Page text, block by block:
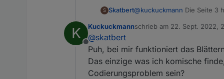
S Skatbert@kuckuckmann Die Seite 3
Achso, das kommt im Video
Hier mein ganzens Script:
20220922 Skatbert-Aktuell.txt
K
Offline
Kuckuckmannschrieb am 22. Sept. 2022,
zuletzt editiert von
@skatbert
Puh, bei mir funktioniert das
Das einzige was ich komische
Codierungsproblem sein?